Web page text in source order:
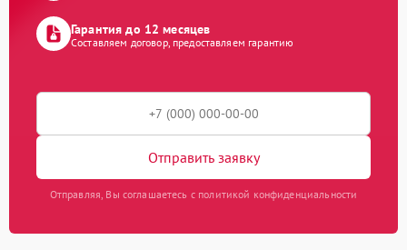
Гарантия до 12 месяцев
Составляем договор, предоставляем гарантию
Отправить заявку
Отправляя, Вы соглашаетесь с политикой конфиденциальности